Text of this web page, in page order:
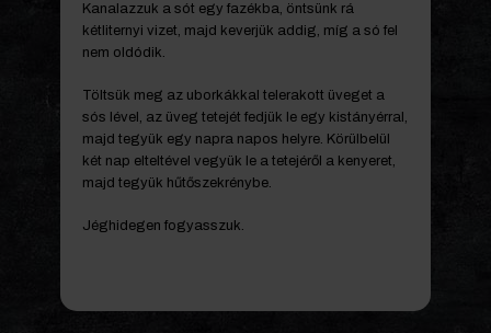
Kanalazzuk a sót egy fazékba, öntsünk rá
kétliternyi vizet, majd keverjük addig, míg a só fel
nem oldódik.
Töltsük meg az uborkákkal telerakott üveget a
sós lével, az üveg tetejét fedjük le egy kistányérral,
majd tegyük egy napra napos helyre. Körülbelül
két nap elteltével vegyük le a tetejéről a kenyeret,
majd tegyük hűtőszekrénybe.
Jéghidegen fogyasszuk.